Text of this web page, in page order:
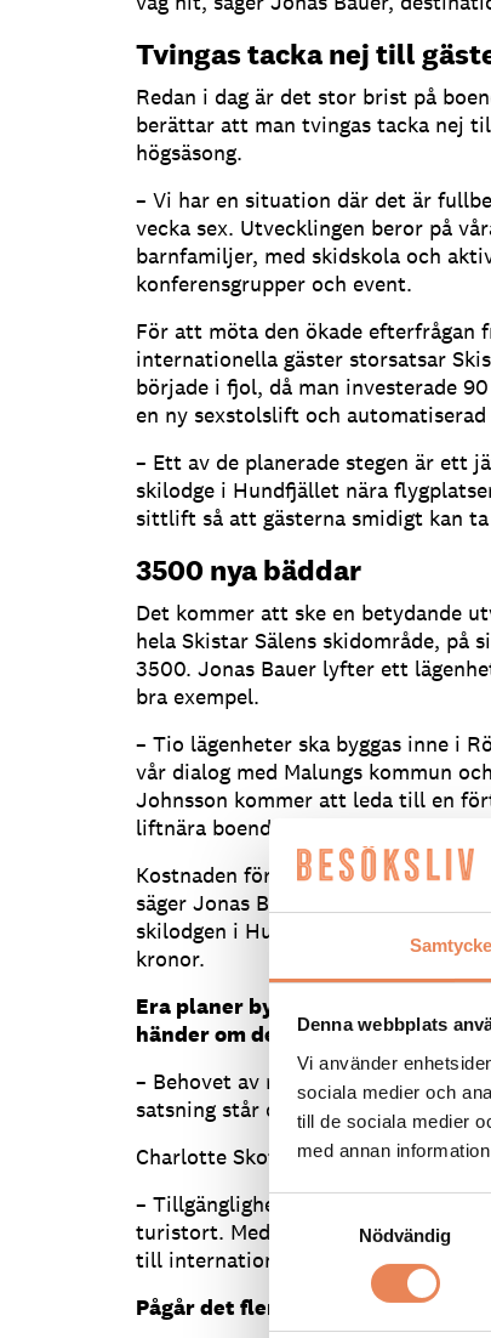
Samtycke
Denna webbplats
Vi använder
sociala medier och
till de sociala medier
med annan
Samtyckesval
Nödvändig
Tvingas tacka nej till
Redan i dag är det stor brist på
berättar att man tvingas tacka nej
högsäsong.
– Vi har en situation där det är
vecka sex. Utvecklingen beror på
barnfamiljer, med skidskola och
konferensgrupper och event.
För att möta den ökade efterfrågan
internationella gäster storsatsar
började i fjol, då man investerade
en ny sexstolslift och automatiserad
– Ett av de planerade stegen är ett
skilodge i Hundfjället nära
sittlift så att gästerna smidigt kan
3500 nya bäddar
Det kommer att ske en betydande
hela Skistar Sälens skidområde, på
3500. Jonas Bauer lyfter ett
bra exempel.
– Tio lägenheter ska byggas inne i
vår dialog med Malungs kommun
Johnsson kommer att leda till en
liftnära boenden.
Kostnaden för de planerade
säger Jonas Bauer. Men det handlar
skilodgen i Hundfjället beräknas
kronor.
Era planer bygger till stor del på
händer om det inte blir så?
– Behovet av nya bäddar finns även
satsning står och faller inte med
Charlotte Skott, chef på
– Tillgänglighet är a och o för att vi
turistort. Med flygplatsen kan vi ta
till internationell destination, säger
Pågår det fler satsningar i Sälen